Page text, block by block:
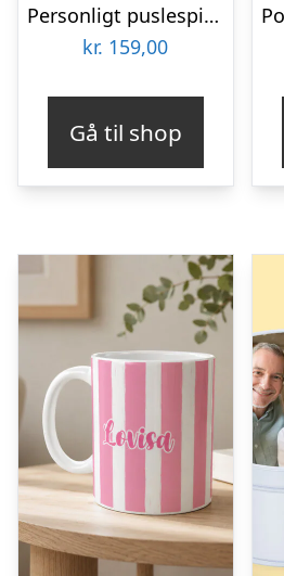
Personligt puslespil 60-1000 brikker
kr. 159,00
Gå til shop